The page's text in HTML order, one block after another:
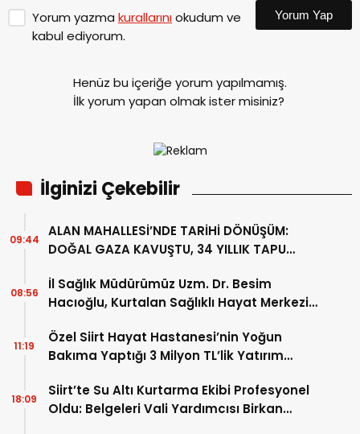
Yorum yazma kurallarınıokudum ve
kabul ediyorum.
Yorum Yap
Henüz bu içeriğe yorum yapılmamış.
İlk yorum yapan olmak ister misiniz?
İlginizi Çekebilir
ALAN MAHALLESİ’NDE TARİHİ DÖNÜŞÜM:
DOĞAL GAZA KAVUŞTU, 34 YILLIK TAPU
09:44
İl Sağlık Müdürümüz Uzm. Dr. Besim
Hacıoğlu, Kurtalan Sağlıklı Hayat Merkezini
08:56
Özel Siirt Hayat Hastanesi’nin Yoğun
Bakıma Yaptığı 3 Milyon TL’lik Yatırım
11:19
Siirt’te Su Altı Kurtarma Ekibi Profesyonel
Oldu: Belgeleri Vali Yardımcısı Birkan
18:09